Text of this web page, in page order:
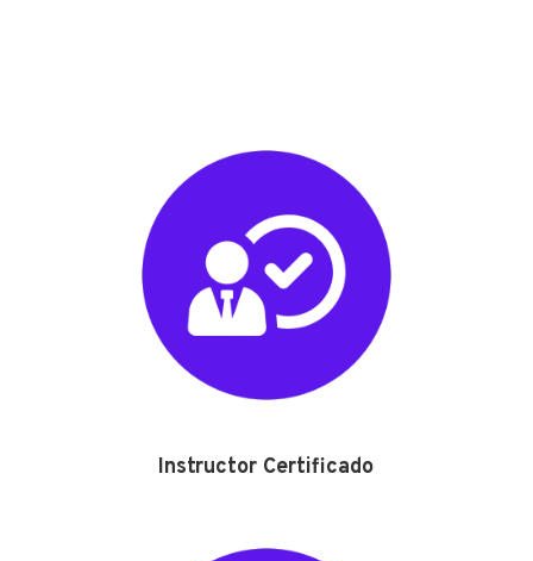
Instructor Certificado